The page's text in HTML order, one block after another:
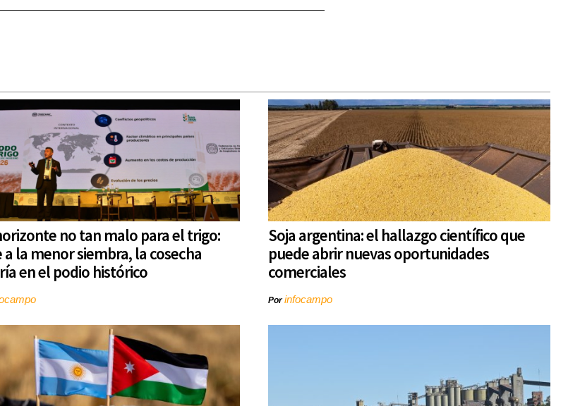
no tan malo para el trigo:
a la menor siembra, la cosecha
en el podio histórico
Soja argentina: el hallazgo científico que
puede abrir nuevas oportunidades
comerciales
Porinfocampo